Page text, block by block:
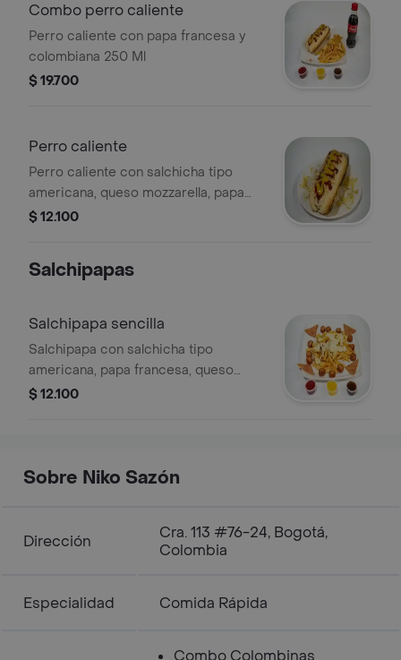
Combo perro caliente
Perro caliente con papa francesa y
colombiana 250 Ml
$ 19.700
Perro caliente
Perro caliente con salchicha tipo
americana, queso mozzarella, papa
ripio y salsas.
$ 12.100
Salchipapas
Salchipapa sencilla
Salchipapa con salchicha tipo
americana, papa francesa, queso
mozzarella y salsas.
$ 12.100
Sobre Niko Sazón
Dirección
Cra. 113 #76-24, Bogotá,
Colombia
Especialidad Comida Rápida
Combo Colombinas